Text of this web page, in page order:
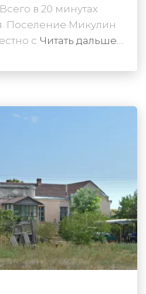
в 20 минутах
Поселение Микулин
с Читать дальше…